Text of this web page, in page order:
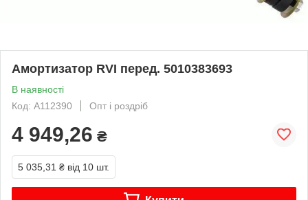
Амортизатор RVI перед. 5010383693
В наявності
Код: A112390
Опт і роздріб
4 949,26 ₴
5 035,31 ₴ від 10 шт.